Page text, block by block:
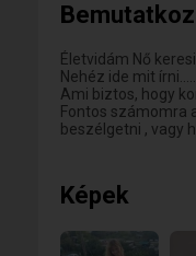
Életvidám Nő
Nehéz ide mit írni.....
Ami biztos, hogy
Fontos számomra
beszélgetni , vagy
Képek